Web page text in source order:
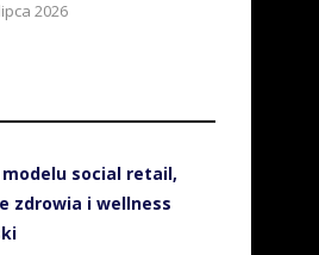
2026
social retail,
zdrowia i wellness